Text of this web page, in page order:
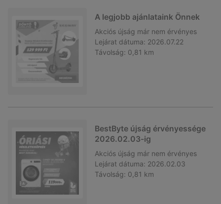
A legjobb ajánlataink Önnek
Akciós újság már nem érvényes
Lejárat dátuma: 2026.07.22
Távolság: 0,81 km
BestByte újság érvényessége
2026.02.03-ig
Akciós újság már nem érvényes
Lejárat dátuma: 2026.02.03
Távolság: 0,81 km